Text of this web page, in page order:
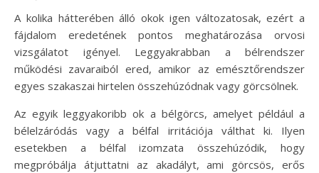
A kolika hátterében álló okok igen változatosak, ezért a
fájdalom eredetének pontos meghatározása orvosi
vizsgálatot igényel. Leggyakrabban a bélrendszer
működési zavaraiból ered, amikor az emésztőrendszer
egyes szakaszai hirtelen összehúzódnak vagy görcsölnek.
Az egyik leggyakoribb ok a bélgörcs, amelyet például a
bélelzáródás vagy a bélfal irritációja válthat ki. Ilyen
esetekben a bélfal izomzata összehúzódik, hogy
megpróbálja átjuttatni az akadályt, ami görcsös, erős